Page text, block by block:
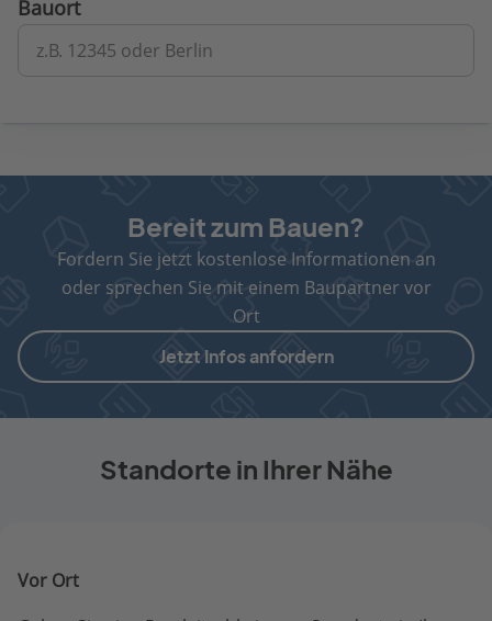
Bauort
z.B. 12345 oder Berlin
Bereit zum Bauen?
Fordern Sie jetzt kostenlose Informationen an
oder sprechen Sie mit einem Baupartner vor
Ort
Jetzt Infos anfordern
Standorte in Ihrer Nähe
Vor Ort